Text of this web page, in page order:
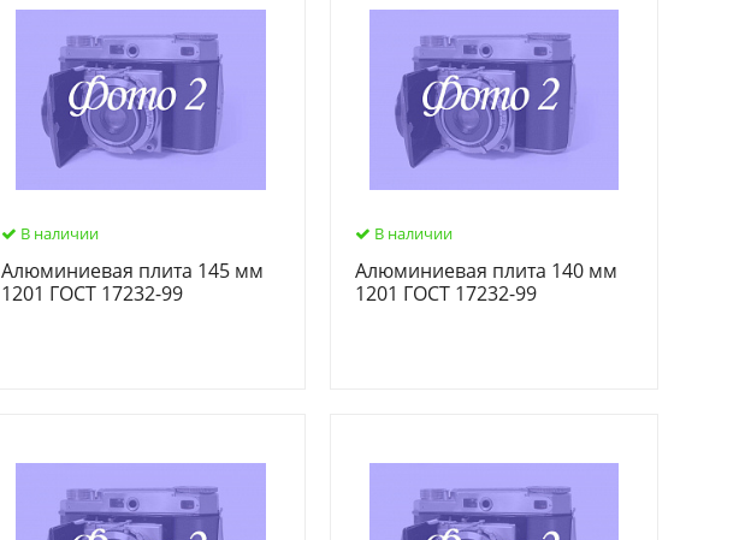
В наличии
Алюминиевая плита 145 мм
1201 ГОСТ 17232-99
В наличии
Алюминиевая плита 140 мм
1201 ГОСТ 17232-99